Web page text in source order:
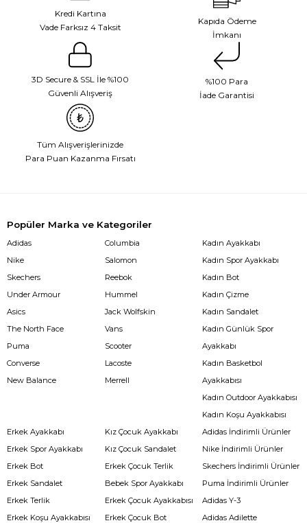
Kredi Kartına
Vade Farksız 4 Taksit
Kapıda Ödeme
İmkanı
3D Secure & SSL İle %100
Güvenli Alışveriş
%100 Para
İade Garantisi
Tüm Alışverişlerinizde
Para Puan Kazanma Fırsatı
Popüler Marka ve Kategoriler
Adidas
Nike
Skechers
Under Armour
Asics
The North Face
Puma
Converse
New Balance
Columbia
Salomon
Reebok
Hummel
Jack Wolfskin
Vans
Scooter
Lacoste
Merrell
Kadın Ayakkabı
Kadın Spor Ayakkabı
Kadın Bot
Kadın Çizme
Kadın Sandalet
Kadın Günlük Spor
Ayakkabı
Kadın Basketbol
Ayakkabısı
Kadın Outdoor Ayakkabısı
Kadın Koşu Ayakkabısı
Erkek Ayakkabı
Erkek Spor Ayakkabı
Erkek Bot
Erkek Sandalet
Erkek Terlik
Erkek Koşu Ayakkabısı
Kız Çocuk Ayakkabı
Kız Çocuk Sandalet
Erkek Çocuk Terlik
Bebek Spor Ayakkabı
Erkek Çocuk Ayakkabısı
Erkek Çocuk Bot
Adidas İndirimli Ürünler
Nike İndirimli Ürünler
Skechers İndirimli Ürünler
Puma İndirimli Ürünler
Adidas Y-3
Adidas Adilette